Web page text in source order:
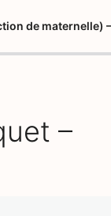
de maternelle)
–